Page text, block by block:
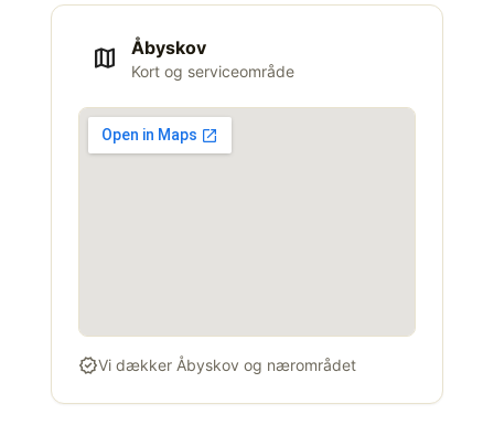
map Åbyskov
Kort og serviceområde
verifiedVi dækker Åbyskov og nærområdet